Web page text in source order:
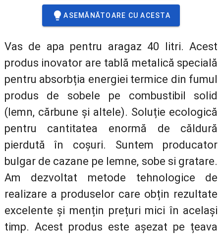
ASEMĂNĂTOARE CU ACESTA
Vas de apa pentru aragaz 40 litri. Acest
produs inovator are tablă metalică specială
pentru absorbția energiei termice din fumul
produs de sobele pe combustibil solid
(lemn, cărbune și altele). Soluție ecologică
pentru cantitatea enormă de căldură
pierdută în coșuri. Suntem producator
bulgar de cazane pe lemne, sobe si gratare.
Am dezvoltat metode tehnologice de
realizare a produselor care obțin rezultate
excelente și mențin prețuri mici în același
timp. Acest produs este așezat pe țeava